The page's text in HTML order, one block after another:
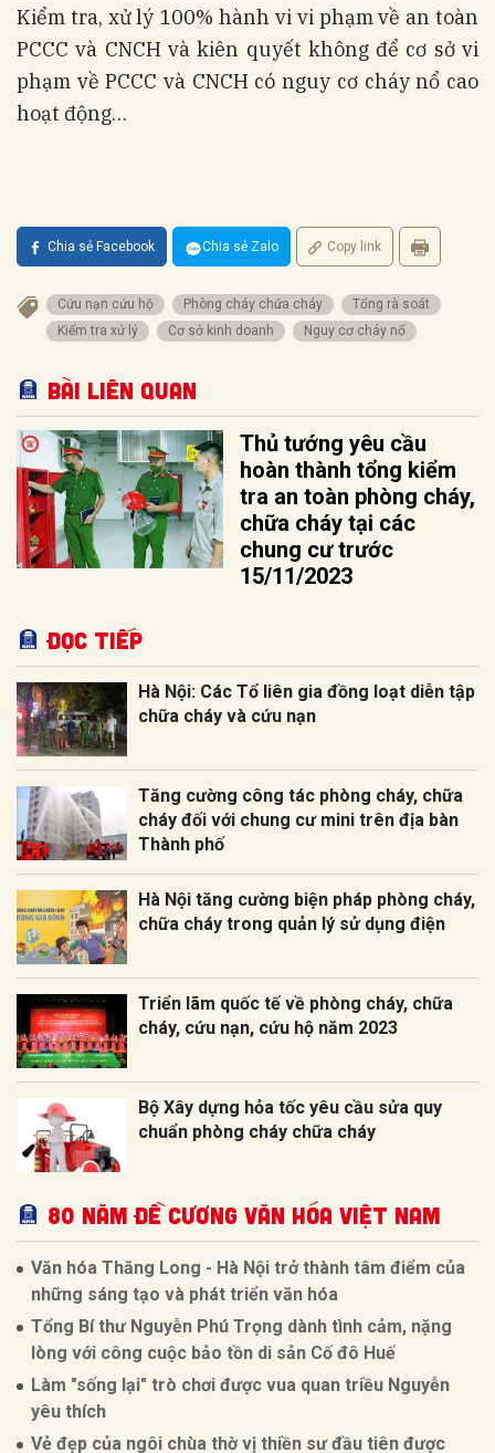
Kiểm tra, xử lý 100% hành vi vi phạm về an toàn
PCCC và CNCH và kiên quyết không để cơ sở vi
phạm về PCCC và CNCH có nguy cơ cháy nổ cao
hoạt động…
Chia sẻ Facebook Chia sẻ Zalo Copy link
Cứu nạn cứu hộ Phòng cháy chứa cháy
Tổng rà soát
Kiểm tra xử lý
Cơ sở kinh doanh Nguy cơ cháy nổ
Bài liên quan
Thủ tướng yêu cầu
hoàn thành tổng kiểm
tra an toàn phòng cháy,
chữa cháy tại các
chung cư trước
15/11/2023
Đọc tiếp
Hà Nội: Các Tổ liên gia đồng loạt diễn tập
chữa cháy và cứu nạn
Tăng cường công tác phòng cháy, chữa
cháy đối với chung cư mini trên địa bàn
Thành phố
Hà Nội tăng cường biện pháp phòng cháy,
chữa cháy trong quản lý sử dụng điện
Triển lãm quốc tế về phòng cháy, chữa
cháy, cứu nạn, cứu hộ năm 2023
Bộ Xây dựng hỏa tốc yêu cầu sửa quy
chuẩn phòng cháy chữa cháy
80 NĂM ĐỀ CƯƠNG VĂN HÓA VIỆT NAM
Văn hóa Thăng Long - Hà Nội trở thành tâm điểm của
những sáng tạo và phát triển văn hóa
Tổng Bí thư Nguyễn Phú Trọng dành tình cảm, nặng
lòng với công cuộc bảo tồn di sản Cố đô Huế
Làm "sống lại" trò chơi được vua quan triều Nguyễn
yêu thích
Vẻ đẹp của ngôi chùa thờ vị thiền sư đầu tiên được